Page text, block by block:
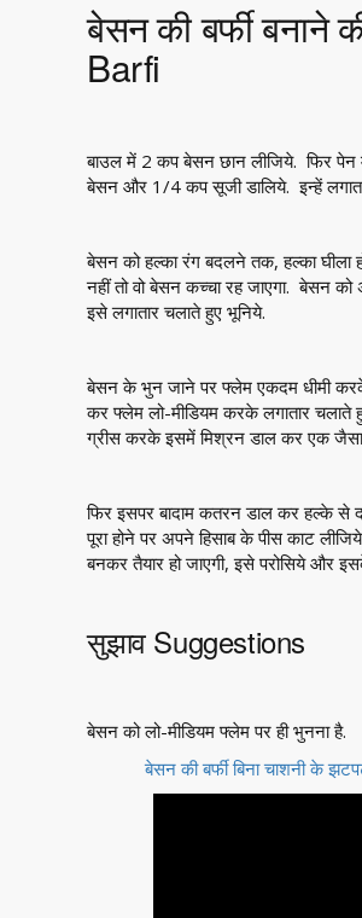
बेसन की बर्फी
Barfi
बाउल में 2 कप बेसन छान लीजिये. फिर
बेसन और 1/4 कप सूजी डालिये. इन्हें
बेसन को हल्का रंग बदलने तक, हल्का
नहीं तो वो बेसन कच्चा रह जाएगा. बेसन
इसे लगातार चलाते हुए भूनिये.
बेसन के भुन जाने पर फ्लेम एकदम धीमी
कर फ्लेम लो-मीडियम करके लगातार
ग्रीस करके इसमें मिश्रन डाल कर एक
फिर इसपर बादाम कतरन डाल कर हल्के से
पूरा होने पर अपने हिसाब के पीस काट
बनकर तैयार हो जाएगी, इसे परोसिये और
सुझाव Suggestions
बेसन को लो-मीडियम फ्लेम पर ही भुनना है.
बेसन की बर्फी बिना चाशनी के